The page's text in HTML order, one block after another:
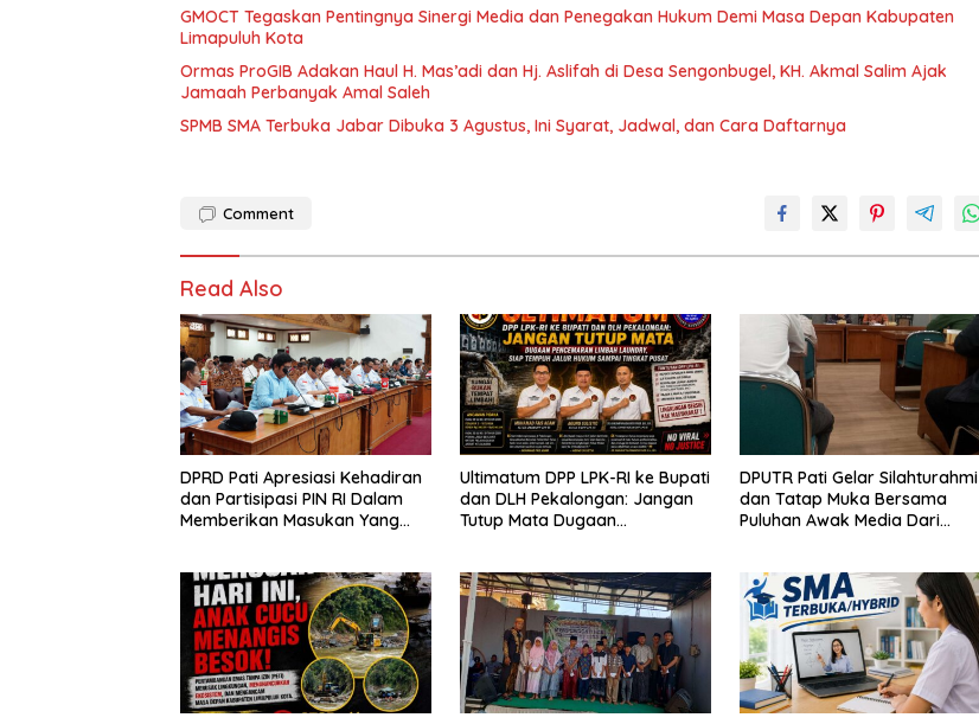
GMOCT Tegaskan Pentingnya Sinergi Media dan Penegakan Hukum Demi Masa Depan Kabupaten
Limapuluh Kota
Ormas ProGIB Adakan Haul H. Mas’adi dan Hj. Aslifah di Desa Sengonbugel, KH. Akmal Salim Ajak
Jamaah Perbanyak Amal Saleh
SPMB SMA Terbuka Jabar Dibuka 3 Agustus, Ini Syarat, Jadwal, dan Cara Daftarnya
Comment
Read Also
DPRD Pati Apresiasi Kehadiran
dan Partisipasi PIN RI Dalam
Memberikan Masukan Yang
Ultimatum DPP LPK-RI ke Bupati
dan DLH Pekalongan: Jangan
Tutup Mata Dugaan
Sampai Tingkat Pusat
DPUTR Pati Gelar Silahturahmi
dan Tatap Muka Bersama
Puluhan Awak Media Dari